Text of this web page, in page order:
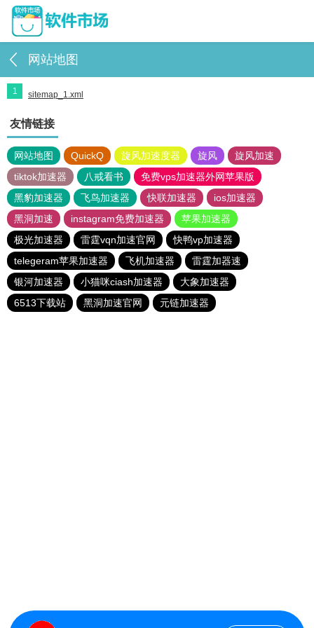
网站地图
1 sitemap_1.xml
友情链接
网站地图 QuickQ 旋风加速度器 旋风
旋风加速
tiktok加速器
八戒看书
免费vps加速器外网苹果版
黑豹加速器
飞鸟加速器 快联加速器
ios加速器
黑洞加速
instagram免费加速器
苹果加速器
极光加速器
雷霆vqn加速官网
快鸭vp加速器
telegeram苹果加速器
飞机加速器
雷霆加器速
银河加速器
小猫咪ciash加速器
大象加速器
6513下载站
黑洞加速官网 元链加速器